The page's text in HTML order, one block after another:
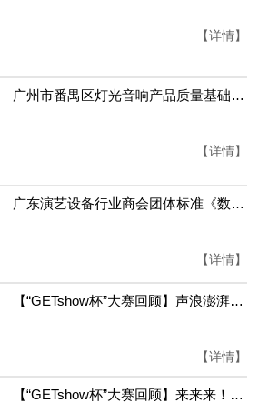
【详情】
广州市番禺区灯光音响产品质量基础设施 “一站式” 服务——影视舞台灯检测新标准宣贯活动圆满举办
【详情】
广东演艺设备行业商会团体标准《数字音频矩阵通用规范》顺利通过专家审定
【详情】
【“GETshow杯”大赛回顾】声浪澎湃，匠心筑梦|第一届中国音响师大赛系列报道
【详情】
【“GETshow杯”大赛回顾】来来来！一起见证第三届青年舞台灯光设计师大赛的荣耀时刻